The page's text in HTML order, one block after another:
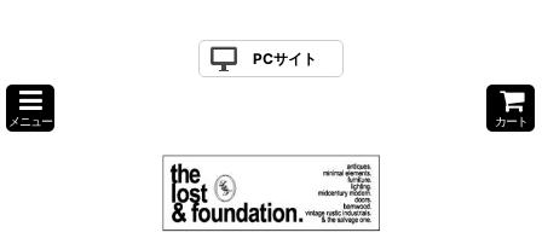
PCサイト
メニュー カート